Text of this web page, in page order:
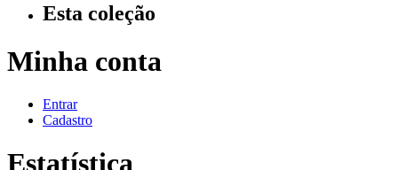
Esta coleção
Minha conta
Entrar
Cadastro
Estatística